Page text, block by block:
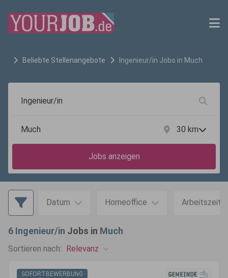
Beliebte Stellenangebote Ingenieur/in Jobs in Much
30 km
Jobs anzeigen
Datum Homeoffice Arbeitszeit
6 Ingenieur/in Jobs in Much
Sortieren nach: Relevanz
SOFORTBEWERBUNG